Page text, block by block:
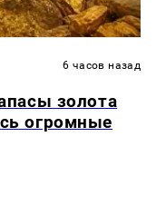
6 часов назад
золота
огромные